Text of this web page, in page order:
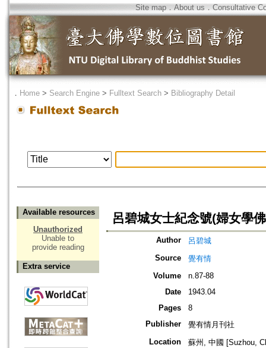
Site map．About us ． Consultative
． Home > Search Engine > Fulltext Search > Bibliography Detail
Available resources
Unauthorized
Unable to
provide reading
Extra service
呂碧城女士紀念號(婦女學
Author
呂碧城
Source
覺有情
Volume
n.87-88
Date
1943.04
Pages
8
Publisher
覺有情月刊社
Location
蘇州, 中國 [Suzhou,